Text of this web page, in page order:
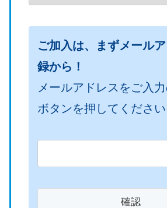
間
の
日
数
（
管
間
の
月
数
（
管
料
率
（
管
理
者
費
（
管
理
者
向
ご加入は、まずメール
録から！
メールアドレス をご入
ボタンを押してください